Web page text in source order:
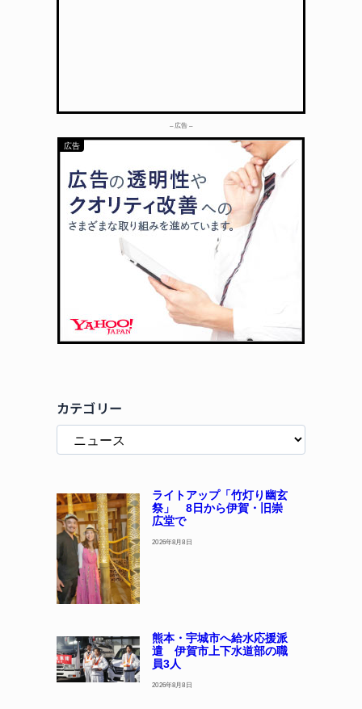
– 広告 –
カテゴリー
ライトアップ「竹灯り幽玄
祭」 8日から伊賀・旧崇
広堂で
2026年8月8日
熊本・宇城市へ給水応援派
遣 伊賀市上下水道部の職
員3人
2026年8月8日